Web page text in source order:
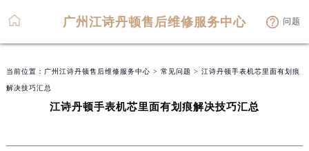
广州江诗丹顿售后维修服务中心 问题
当前位置： 广州江诗丹顿售后维修服务中心 > 常见问题 > 江诗丹顿手表机芯里面有划痕
解决技巧汇总
江诗丹顿手表机芯里面有划痕解决技巧汇总